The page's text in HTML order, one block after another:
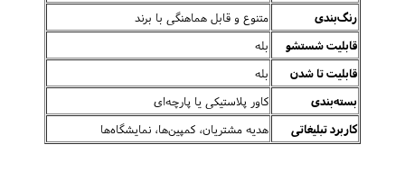
رنگ‌بندی
متنوع و قابل هماهنگی با برند
قابلیت شستشو
بله
قابلیت تا شدن
بله
بسته‌بندی
کاور پلاستیکی یا پارچه‌ای
کاربرد تبلیغاتی
هدیه مشتریان، کمپین‌ها، نمایشگاه‌ها